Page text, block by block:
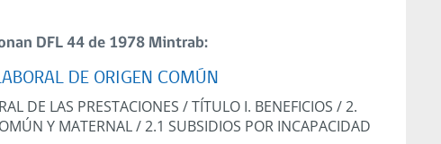
DFL 44 de 1978 Mintrab:
DE ORIGEN COMÚN
DE LAS PRESTACIONES /TÍTULO I. BENEFICIOS /2.
Y MATERNAL/2.1 SUBSIDIOS POR INCAPACIDAD